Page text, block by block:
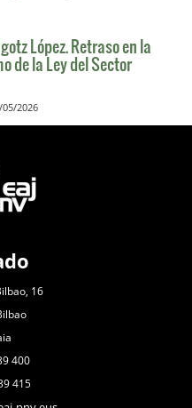
López. Retraso en la
de la Ley del Sector
05/2026
16
400
415